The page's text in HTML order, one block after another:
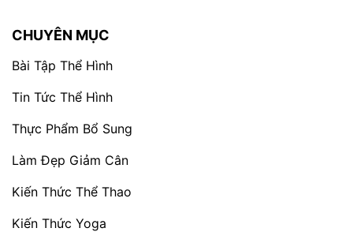
CHUYÊN MỤC
Bài Tập Thể Hình
Tin Tức Thể Hình
Thực Phẩm Bổ Sung
Làm Đẹp Giảm Cân
Kiến Thức Thể Thao
Kiến Thức Yoga